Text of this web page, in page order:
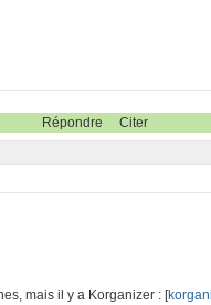
Répondre Citer
mais il y a Korganizer : [